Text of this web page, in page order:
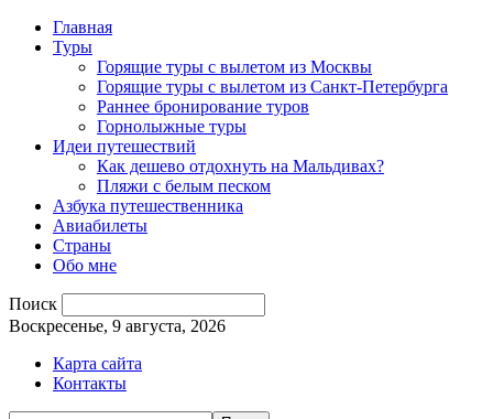
Главная
Туры
Горящие туры с вылетом из Москвы
Горящие туры с вылетом из Санкт-Петербурга
Раннее бронирование туров
Горнолыжные туры
Идеи путешествий
Как дешево отдохнуть на Мальдивах?
Пляжи с белым песком
Азбука путешественника
Авиабилеты
Страны
Обо мне
Поиск
Воскресенье, 9 августа, 2026
Карта сайта
Контакты